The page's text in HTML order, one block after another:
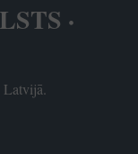
·
Latvijā.